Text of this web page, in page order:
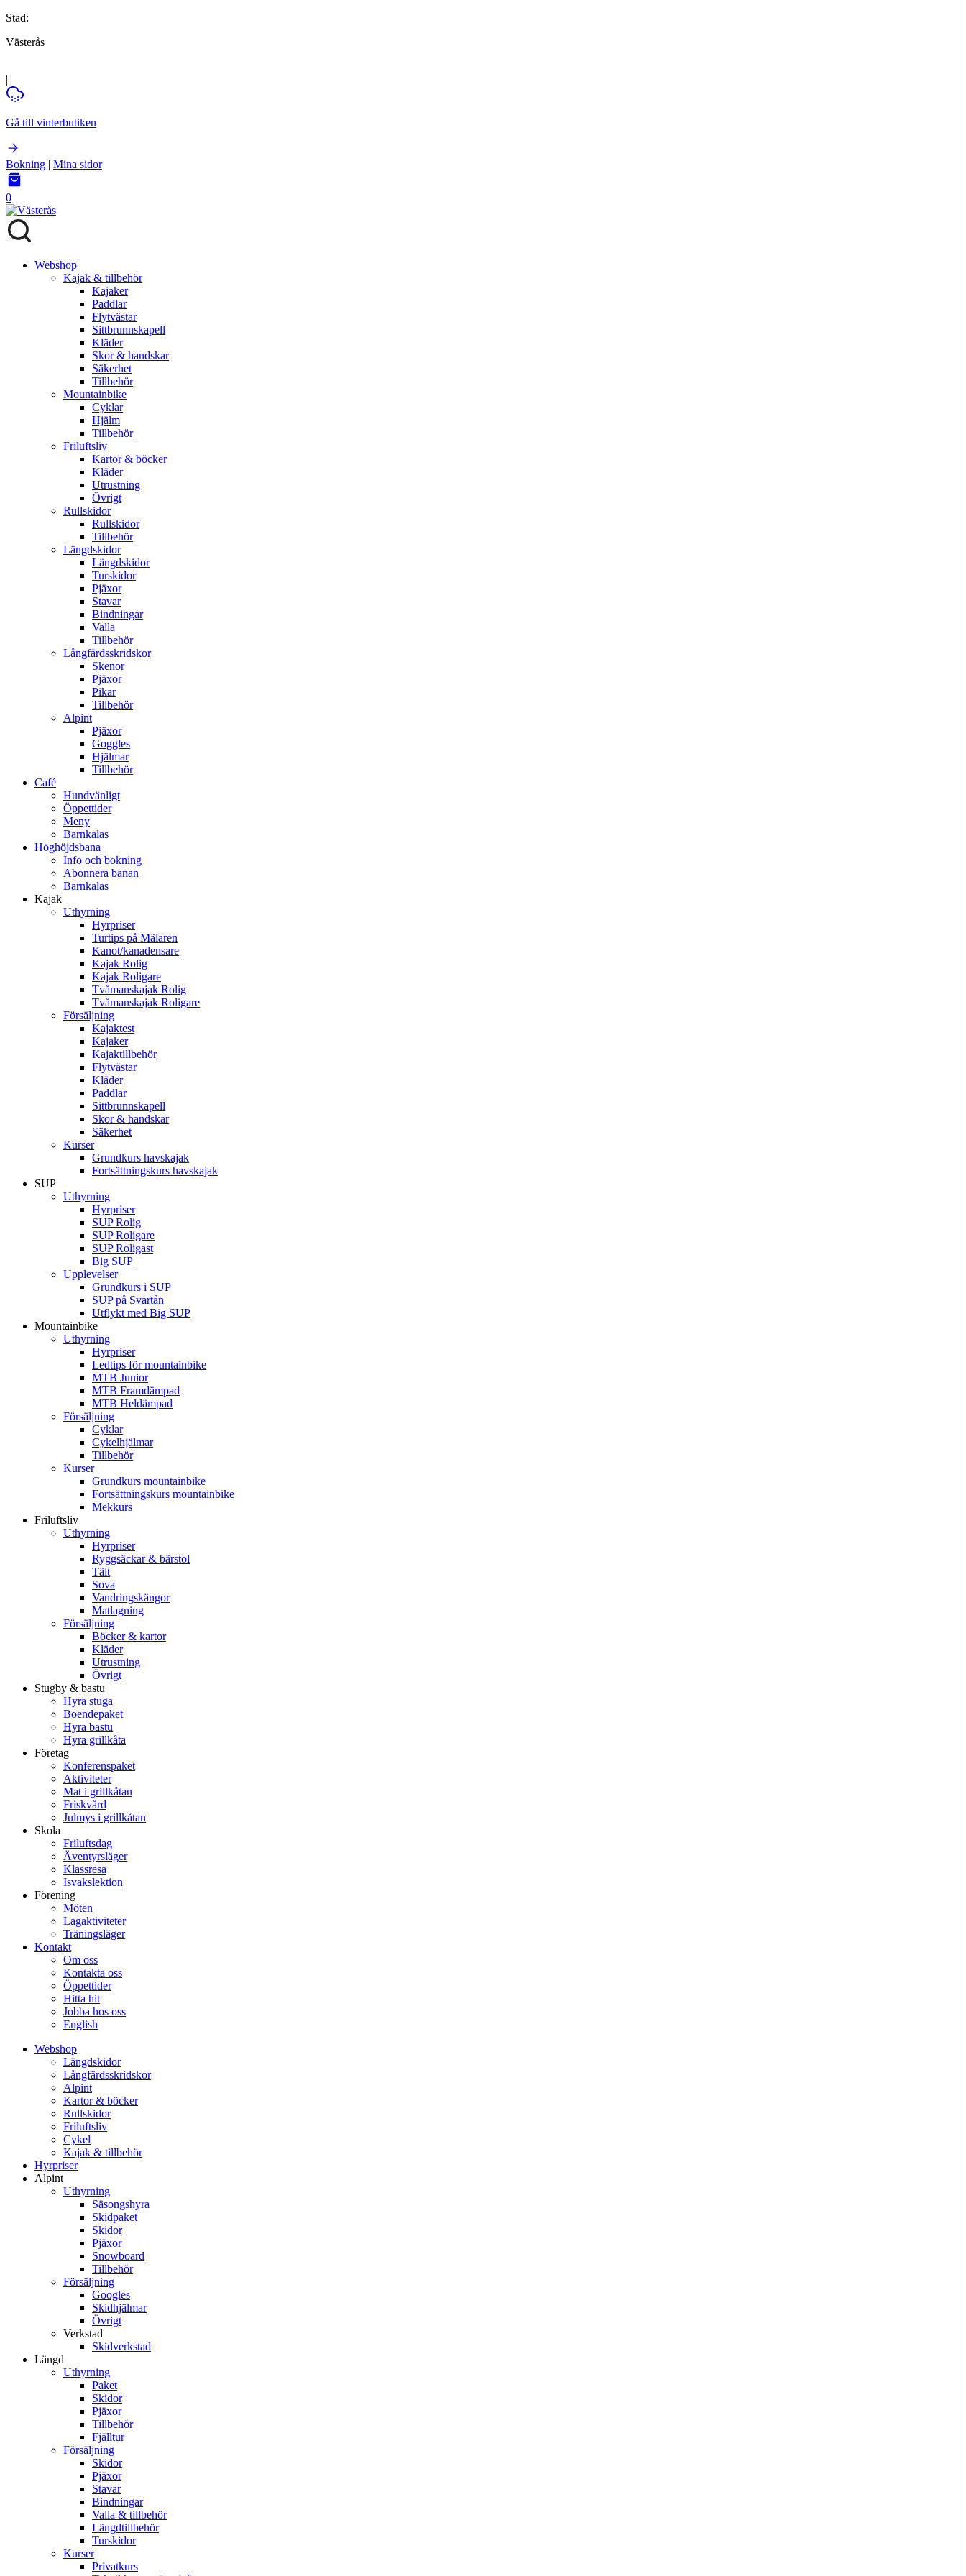
Stad:
Västerås
|
Gå till vinterbutiken
Bokning | Mina sidor
0
Webshop
Kajak & tillbehör
Kajaker
Paddlar
Flytvästar
Sittbrunnskapell
Kläder
Skor & handskar
Säkerhet
Tillbehör
Mountainbike
Cyklar
Hjälm
Tillbehör
Friluftsliv
Kartor & böcker
Kläder
Utrustning
Övrigt
Rullskidor
Rullskidor
Tillbehör
Längdskidor
Längdskidor
Turskidor
Pjäxor
Stavar
Bindningar
Valla
Tillbehör
Långfärdsskridskor
Skenor
Pjäxor
Pikar
Tillbehör
Alpint
Pjäxor
Goggles
Hjälmar
Tillbehör
Café
Hundvänligt
Öppettider
Meny
Barnkalas
Höghöjdsbana
Info och bokning
Abonnera banan
Barnkalas
Kajak
Uthyrning
Hyrpriser
Turtips på Mälaren
Kanot/kanadensare
Kajak Rolig
Kajak Roligare
Tvåmanskajak Rolig
Tvåmanskajak Roligare
Försäljning
Kajaktest
Kajaker
Kajaktillbehör
Flytvästar
Kläder
Paddlar
Sittbrunnskapell
Skor & handskar
Säkerhet
Kurser
Grundkurs havskajak
Fortsättningskurs havskajak
SUP
Uthyrning
Hyrpriser
SUP Rolig
SUP Roligare
SUP Roligast
Big SUP
Upplevelser
Grundkurs i SUP
SUP på Svartån
Utflykt med Big SUP
Mountainbike
Uthyrning
Hyrpriser
Ledtips för mountainbike
MTB Junior
MTB Framdämpad
MTB Heldämpad
Försäljning
Cyklar
Cykelhjälmar
Tillbehör
Kurser
Grundkurs mountainbike
Fortsättningskurs mountainbike
Mekkurs
Friluftsliv
Uthyrning
Hyrpriser
Ryggsäckar & bärstol
Tält
Sova
Vandringskängor
Matlagning
Försäljning
Böcker & kartor
Kläder
Utrustning
Övrigt
Stugby & bastu
Hyra stuga
Boendepaket
Hyra bastu
Hyra grillkåta
Företag
Konferenspaket
Aktiviteter
Mat i grillkåtan
Friskvård
Julmys i grillkåtan
Skola
Friluftsdag
Äventyrsläger
Klassresa
Isvakslektion
Förening
Möten
Lagaktiviteter
Träningsläger
Kontakt
Om oss
Kontakta oss
Öppettider
Hitta hit
Jobba hos oss
English
Webshop
Längdskidor
Långfärdsskridskor
Alpint
Kartor & böcker
Rullskidor
Friluftsliv
Cykel
Kajak & tillbehör
Hyrpriser
Alpint
Uthyrning
Säsongshyra
Skidpaket
Skidor
Pjäxor
Snowboard
Tillbehör
Försäljning
Googles
Skidhjälmar
Övrigt
Verkstad
Skidverkstad
Längd
Uthyrning
Paket
Skidor
Pjäxor
Tillbehör
Fjälltur
Försäljning
Skidor
Pjäxor
Stavar
Bindningar
Valla & tillbehör
Längdtillbehör
Turskidor
Kurser
Privatkurs